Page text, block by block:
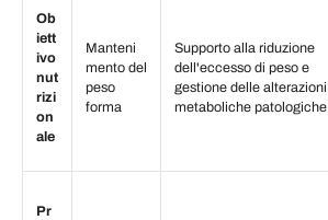
Ob
iett
ivo
nut
rizi
on
ale
Manteni
mento del
peso
forma
Supporto alla riduzione
dell'eccesso di peso e
gestione delle alterazioni
metaboliche patologiche
Pr